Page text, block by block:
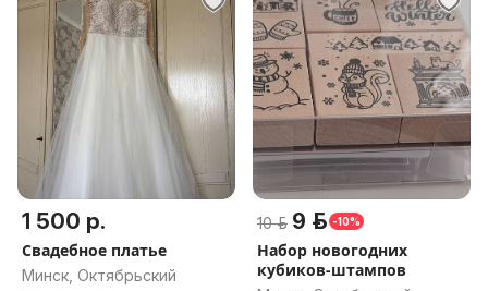
1 500 р.
Свадебное платье
Минск, Октябрьский
10 р. 9 р. -10%
Набор новогодних
кубиков-штампов